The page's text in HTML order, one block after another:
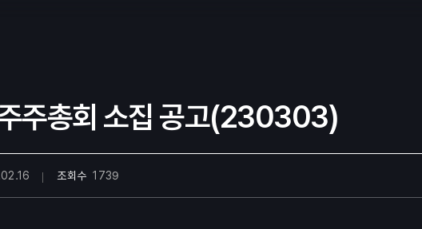
주총회 소집 공고(230303)
조회수 1739